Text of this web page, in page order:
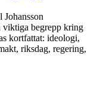
viktiga begrepp kring
kortfattat: ideologi,
riksdag, regering,